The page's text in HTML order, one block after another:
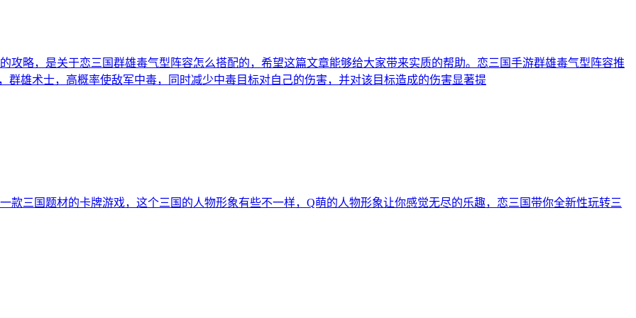
攻略，是关于恋三国群雄毒气型阵容怎么搭配的，希望这篇文章能够给大家带来实质的帮助。恋三国手游群雄毒气型阵容推
群雄术士，高概率使敌军中毒，同时减少中毒目标对自己的伤害，并对该目标造成的伤害显著提
款三国题材的卡牌游戏，这个三国的人物形象有些不一样，Q萌的人物形象让你感觉无尽的乐趣，恋三国带你全新性玩转三